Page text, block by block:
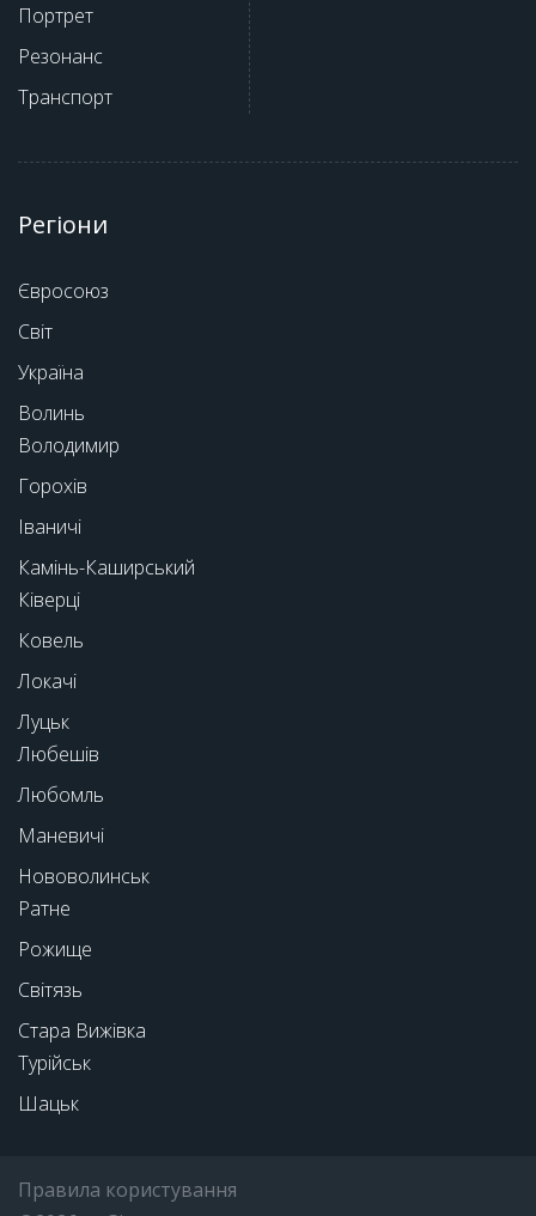
Портрет
Резонанс
Транспорт
Регіони
Євросоюз
Світ
Україна
Волинь
Володимир
Горохів
Іваничі
Камінь-Каширський
Ківерці
Ковель
Локачі
Луцьк
Любешів
Любомль
Маневичі
Нововолинськ
Ратне
Рожище
Світязь
Стара Вижівка
Турійськ
Шацьк
Правила користування